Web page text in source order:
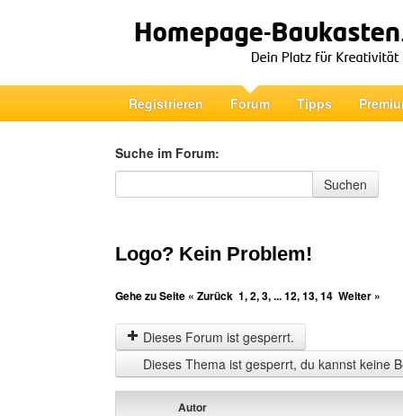
Registrieren Forum Tipps
Suche im Forum:
Suche im Forum
Suchen
Logo? Kein Problem!
Gehe zu Seite « Zurück 1,2,3, ...12,13,14 Weiter »
Dieses Forum ist gesperrt.
Dieses Thema ist gesperrt, du kannst keine
Autor